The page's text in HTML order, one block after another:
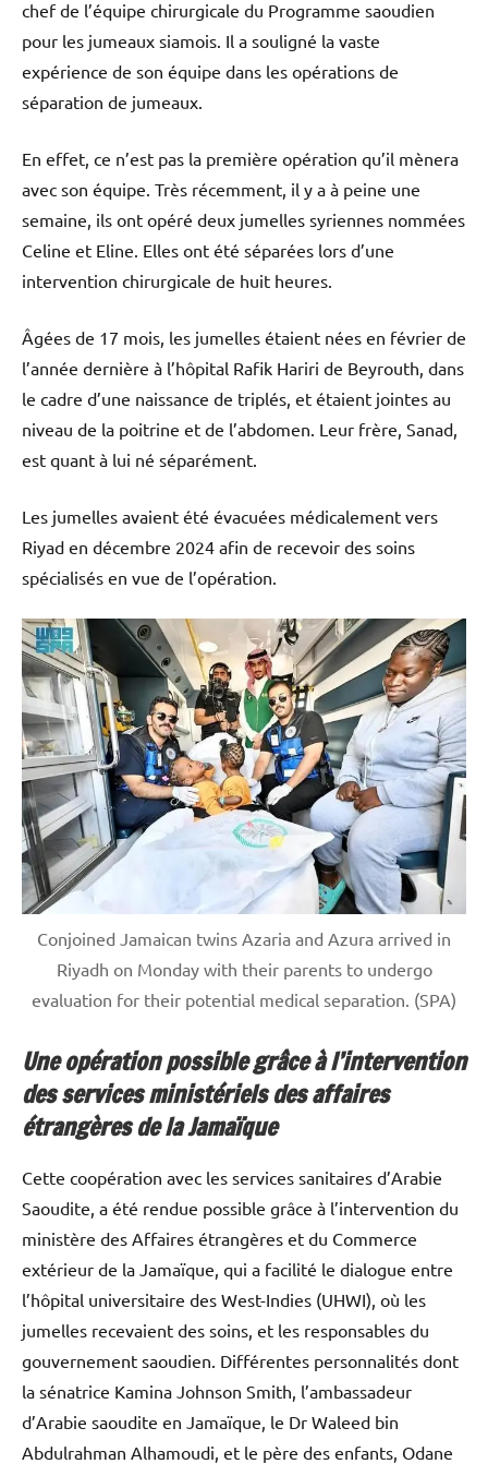
chef de l’équipe chirurgicale du Programme saoudien
pour les jumeaux siamois. Il a souligné la vaste
expérience de son équipe dans les opérations de
séparation de jumeaux.
En effet, ce n’est pas la première opération qu’il mènera
avec son équipe. Très récemment, il y a à peine une
semaine, ils ont opéré deux jumelles syriennes nommées
Celine et Eline. Elles ont été séparées lors d’une
intervention chirurgicale de huit heures.
Âgées de 17 mois, les jumelles étaient nées en février de
l’année dernière à l’hôpital Rafik Hariri de Beyrouth, dans
le cadre d’une naissance de triplés, et étaient jointes au
niveau de la poitrine et de l’abdomen. Leur frère, Sanad,
est quant à lui né séparément.
Les jumelles avaient été évacuées médicalement vers
Riyad en décembre 2024 afin de recevoir des soins
spécialisés en vue de l’opération.
Conjoined Jamaican twins Azaria and Azura arrived in
Riyadh on Monday with their parents to undergo
evaluation for their potential medical separation. (SPA)
Une opération possible grâce à l’intervention
des services ministériels des affaires
étrangères de la Jamaïque
Cette coopération avec les services sanitaires d’Arabie
Saoudite, a été rendue possible grâce à l’intervention du
ministère des Affaires étrangères et du Commerce
extérieur de la Jamaïque, qui a facilité le dialogue entre
l’hôpital universitaire des West-Indies (UHWI), où les
jumelles recevaient des soins, et les responsables du
gouvernement saoudien. Différentes personnalités dont
la sénatrice Kamina Johnson Smith, l’ambassadeur
d’Arabie saoudite en Jamaïque, le Dr Waleed bin
Abdulrahman Alhamoudi, et le père des enfants, Odane